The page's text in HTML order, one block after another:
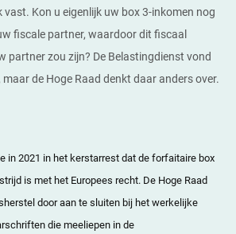
vast. Kon u eigenlijk uw box 3-inkomen nog
fiscale partner, waardoor dit fiscaal
partner zou zijn? De Belastingdienst vond
de Hoge Raad denkt daar anders over.
in 2021 in het kerstarrest dat de forfaitaire box
is met het Europees recht. De Hoge Raad
door aan te sluiten bij het werkelijke
die meeliepen in de